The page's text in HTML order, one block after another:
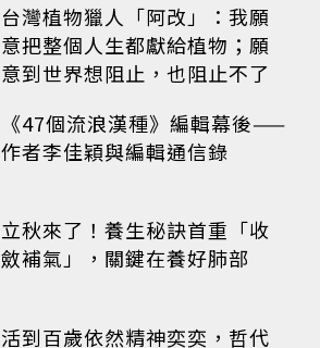
台灣植物獵人「阿改」：我願
意把整個人生都獻給植物；願
意到世界想阻止，也阻止不了
《47個流浪漢種》編輯幕後——
作者李佳穎與編輯通信錄
立秋來了！養生秘訣首重「收
斂補氣」，關鍵在養好肺部
活到百歲依然精神奕奕，哲代